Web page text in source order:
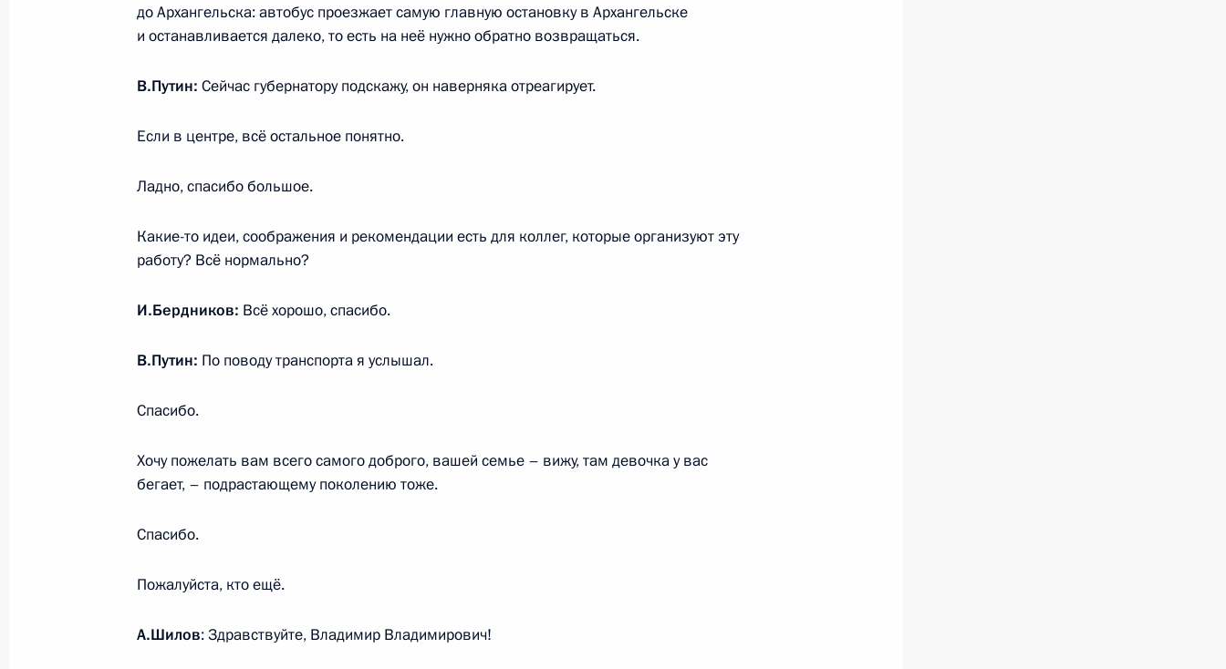
10 февраля 2023 года, 20:00
Посещение Устьянского лесопромышленного комплекса
10 февраля 2023 года, 14:20
геологического изучения участков недр в Архангельской области
23 ноября 2020 года, 13:00
Рабочая встреча с врио губернатора Архангельской области
Александром Цыбульским
14 августа 2020 года, 13:10
Александр Цыбульский назначен временно исполняющим
2 апреля 2020 года, 17:30
Международный форум «Арктика – территория диалога»
до Архангельска: автобус проезжает самую главную остановку в Архангельске
и останавливается далеко, то есть на неё нужно обратно возвращаться.
В.Путин: Сейчас губернатору подскажу, он наверняка отреагирует.
Если в центре, всё остальное понятно.
Ладно, спасибо большое.
Какие-то идеи, соображения и рекомендации есть для коллег, которые организуют эту
работу? Всё нормально?
И.Бердников: Всё хорошо, спасибо.
В.Путин: По поводу транспорта я услышал.
Спасибо.
Хочу пожелать вам всего самого доброго, вашей семье – вижу, там девочка у вас
бегает, – подрастающему поколению тоже.
Спасибо.
Пожалуйста, кто ещё.
А.Шилов: Здравствуйте, Владимир Владимирович!